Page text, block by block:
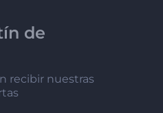
de
recibir nuestras